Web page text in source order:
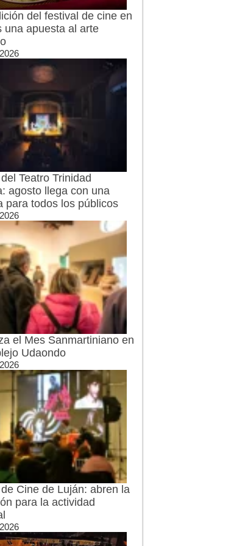
del festival de cine en
una apuesta al arte
Teatro Trinidad
agosto llega con una
para todos los públicos
el Mes Sanmartiniano en
Udaondo
Cine de Luján: abren la
para la actividad